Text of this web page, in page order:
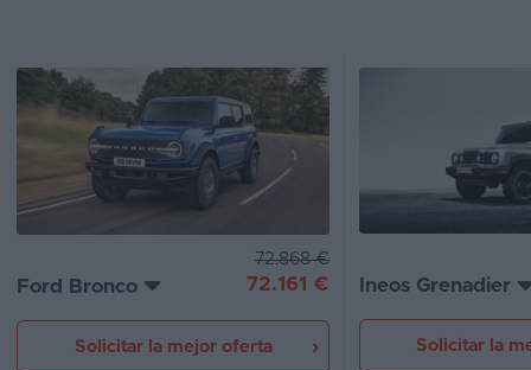
Eléctricos
Híbridos
Ofertas
Asistente
Foro
de
opiniones
Ford Bronco
72.868 €
72.161 €
Solicitar la mejor oferta
Ineos Grenadier
Solicitar la